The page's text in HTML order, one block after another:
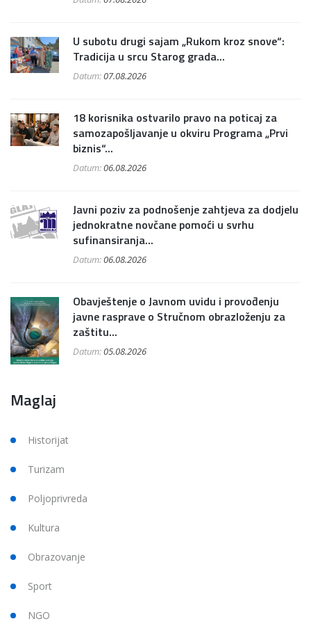
U subotu drugi sajam „Rukom kroz snove“:
Tradicija u srcu Starog grada...
Datum:07.08.2026
18 korisnika ostvarilo pravo na poticaj za
samozapošljavanje u okviru Programa „Prvi
biznis“...
Datum:06.08.2026
Javni poziv za podnošenje zahtjeva za dodjelu
jednokratne novčane pomoći u svrhu
sufinansiranja...
Datum:06.08.2026
Obavještenje o Javnom uvidu i provođenju
javne rasprave o Stručnom obrazloženju za
zaštitu...
Datum:05.08.2026
Maglaj
Historijat
Turizam
Poljoprivreda
Kultura
Obrazovanje
Sport
NGO